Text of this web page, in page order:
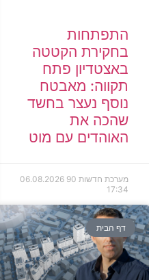
התפתחות
בחקירת הקטטה
באצטדיון פתח
תקווה: מאבטח
נוסף נעצר בחשד
שהכה את
האוהדים עם מוט
מערכת חדשות 90
06.08.2026
17:34
דף הבית